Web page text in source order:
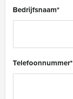
Bedrijfsnaam*
Telefoonnummer*